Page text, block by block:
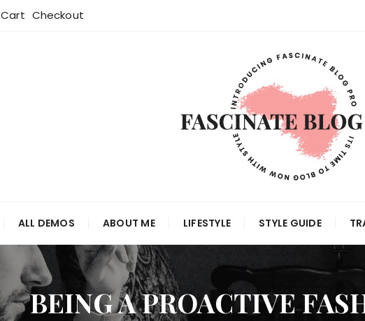
Cart Checkout
ALL DEMOS ABOUT ME LIFESTYLE STYLE GUIDE
BEING A PROACTIVE